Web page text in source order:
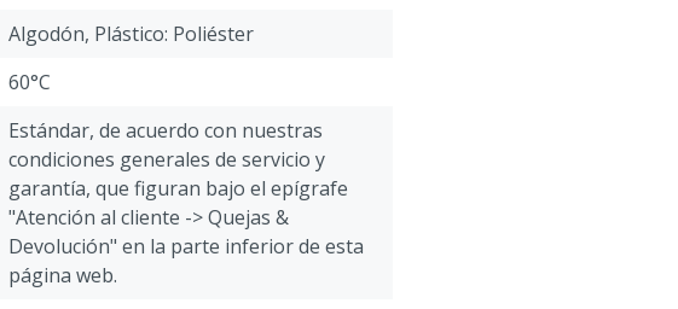
Algodón, Plástico: Poliéster
60°C
Estándar, de acuerdo con nuestras
condiciones generales de servicio y
garantía, que figuran bajo el epígrafe
"Atención al cliente -> Quejas &
Devolución" en la parte inferior de esta
página web.